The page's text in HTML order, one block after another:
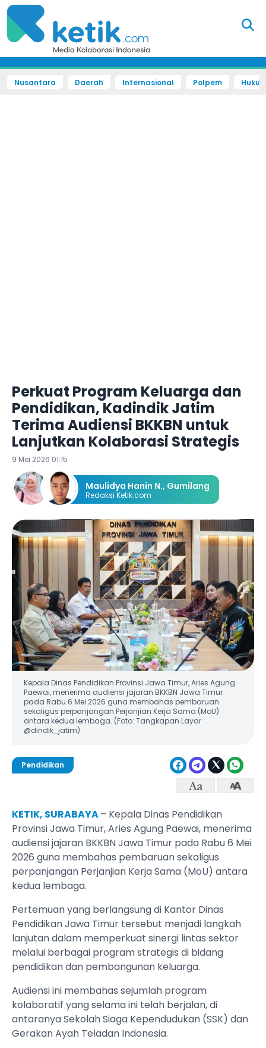
Nusantara Daerah Internasional Polpem
Perkuat Program Keluarga dan
Pendidikan, Kadindik Jatim
Terima Audiensi BKKBN untuk
Lanjutkan Kolaborasi Strategis
9 Mei 2026 01:15
Maulidya Hanin N., Gumilang
Redaksi Ketik.com
Kepala Dinas Pendidikan Provinsi Jawa Timur, Aries Agung
Paewai, menerima audiensi jajaran BKKBN Jawa Timur
pada Rabu 6 Mei 2026 guna membahas pembaruan
sekaligus perpanjangan Perjanjian Kerja Sama (MoU)
antara kedua lembaga. (Foto: Tangkapan Layar
@dindik_jatim)
Pendidikan
KETIK, SURABAYA– Kepala Dinas Pendidikan
Provinsi Jawa Timur, Aries Agung Paewai, menerima
audiensi jajaran BKKBN Jawa Timur pada Rabu 6 Mei
2026 guna membahas pembaruan sekaligus
perpanjangan Perjanjian Kerja Sama (MoU) antara
kedua lembaga.
Pertemuan yang berlangsung di Kantor Dinas
Pendidikan Jawa Timur tersebut menjadi langkah
lanjutan dalam memperkuat sinergi lintas sektor
melalui berbagai program strategis di bidang
pendidikan dan pembangunan keluarga.
Audiensi ini membahas sejumlah program
kolaboratif yang selama ini telah berjalan, di
antaranya Sekolah Siaga Kependudukan (SSK) dan
Gerakan Ayah Teladan Indonesia.